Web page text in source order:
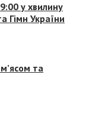
у хвилину
Гімн України
та